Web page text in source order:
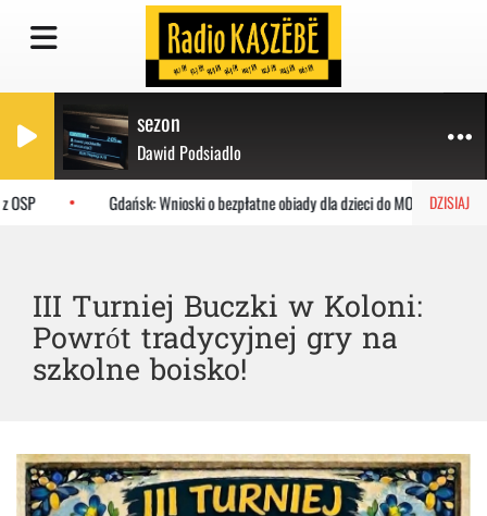
sezon
Dawid Podsiadlo
DZISIAJ
Gdańsk: Wnioski o bezpłatne obiady dla dzieci do MOPR
III Turniej Buczki w Koloni:
Powrót tradycyjnej gry na
szkolne boisko!